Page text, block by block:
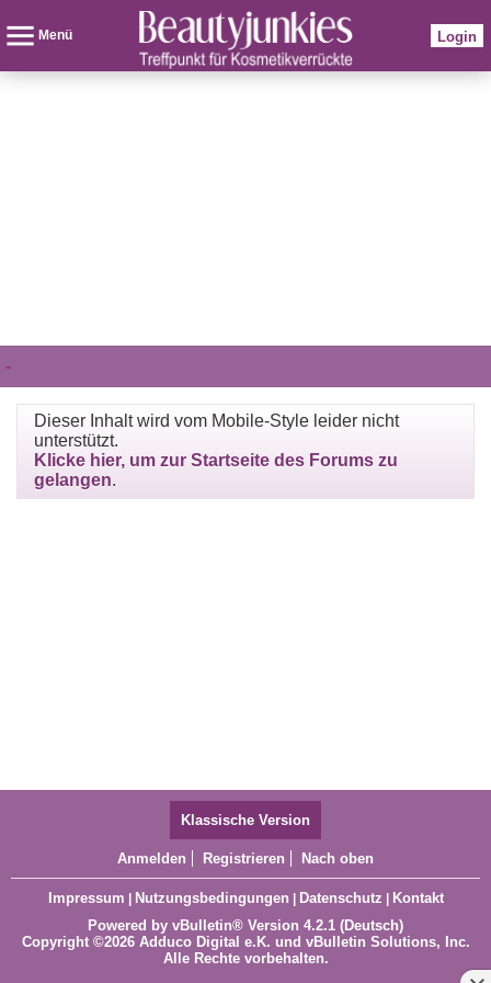
Menü Login
-
Dieser Inhalt wird vom Mobile-Style leider nicht
unterstützt.
Klicke hier, um zur Startseite des Forums zu
gelangen.
Klassische Version
Anmelden Registrieren Nach oben
Impressum | Nutzungsbedingungen | Datenschutz | Kontakt
Powered by vBulletin® Version 4.2.1 (Deutsch)
Copyright ©2026 Adduco Digital e.K. und vBulletin Solutions, Inc.
Alle Rechte vorbehalten.